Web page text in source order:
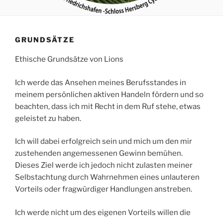
GRUNDSÄTZE
Ethische Grundsätze von Lions
Ich werde das Ansehen meines Berufsstandes in
meinem persönlichen aktiven Handeln fördern und so
beachten, dass ich mit Recht in dem Ruf stehe, etwas
geleistet zu haben.
Ich will dabei erfolgreich sein und mich um den mir
zustehenden angemessenen Gewinn bemühen.
Dieses Ziel werde ich jedoch nicht zulasten meiner
Selbstachtung durch Wahrnehmen eines unlauteren
Vorteils oder fragwürdiger Handlungen anstreben.
Ich werde nicht um des eigenen Vorteils willen die